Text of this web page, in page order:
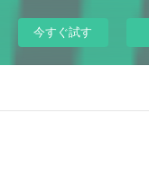
今すぐ試す